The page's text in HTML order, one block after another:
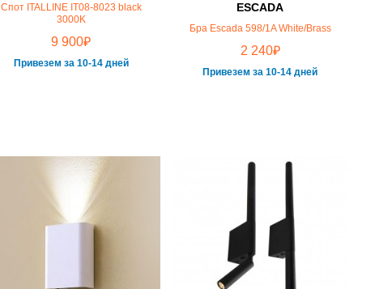
Спот ITALLINE IT08-8023 black
3000K
9 900₽
Привезем за 10-14 дней
ESCADA
Бра Escada 598/1A White/Brass
2 240₽
Привезем за 10-14 дней